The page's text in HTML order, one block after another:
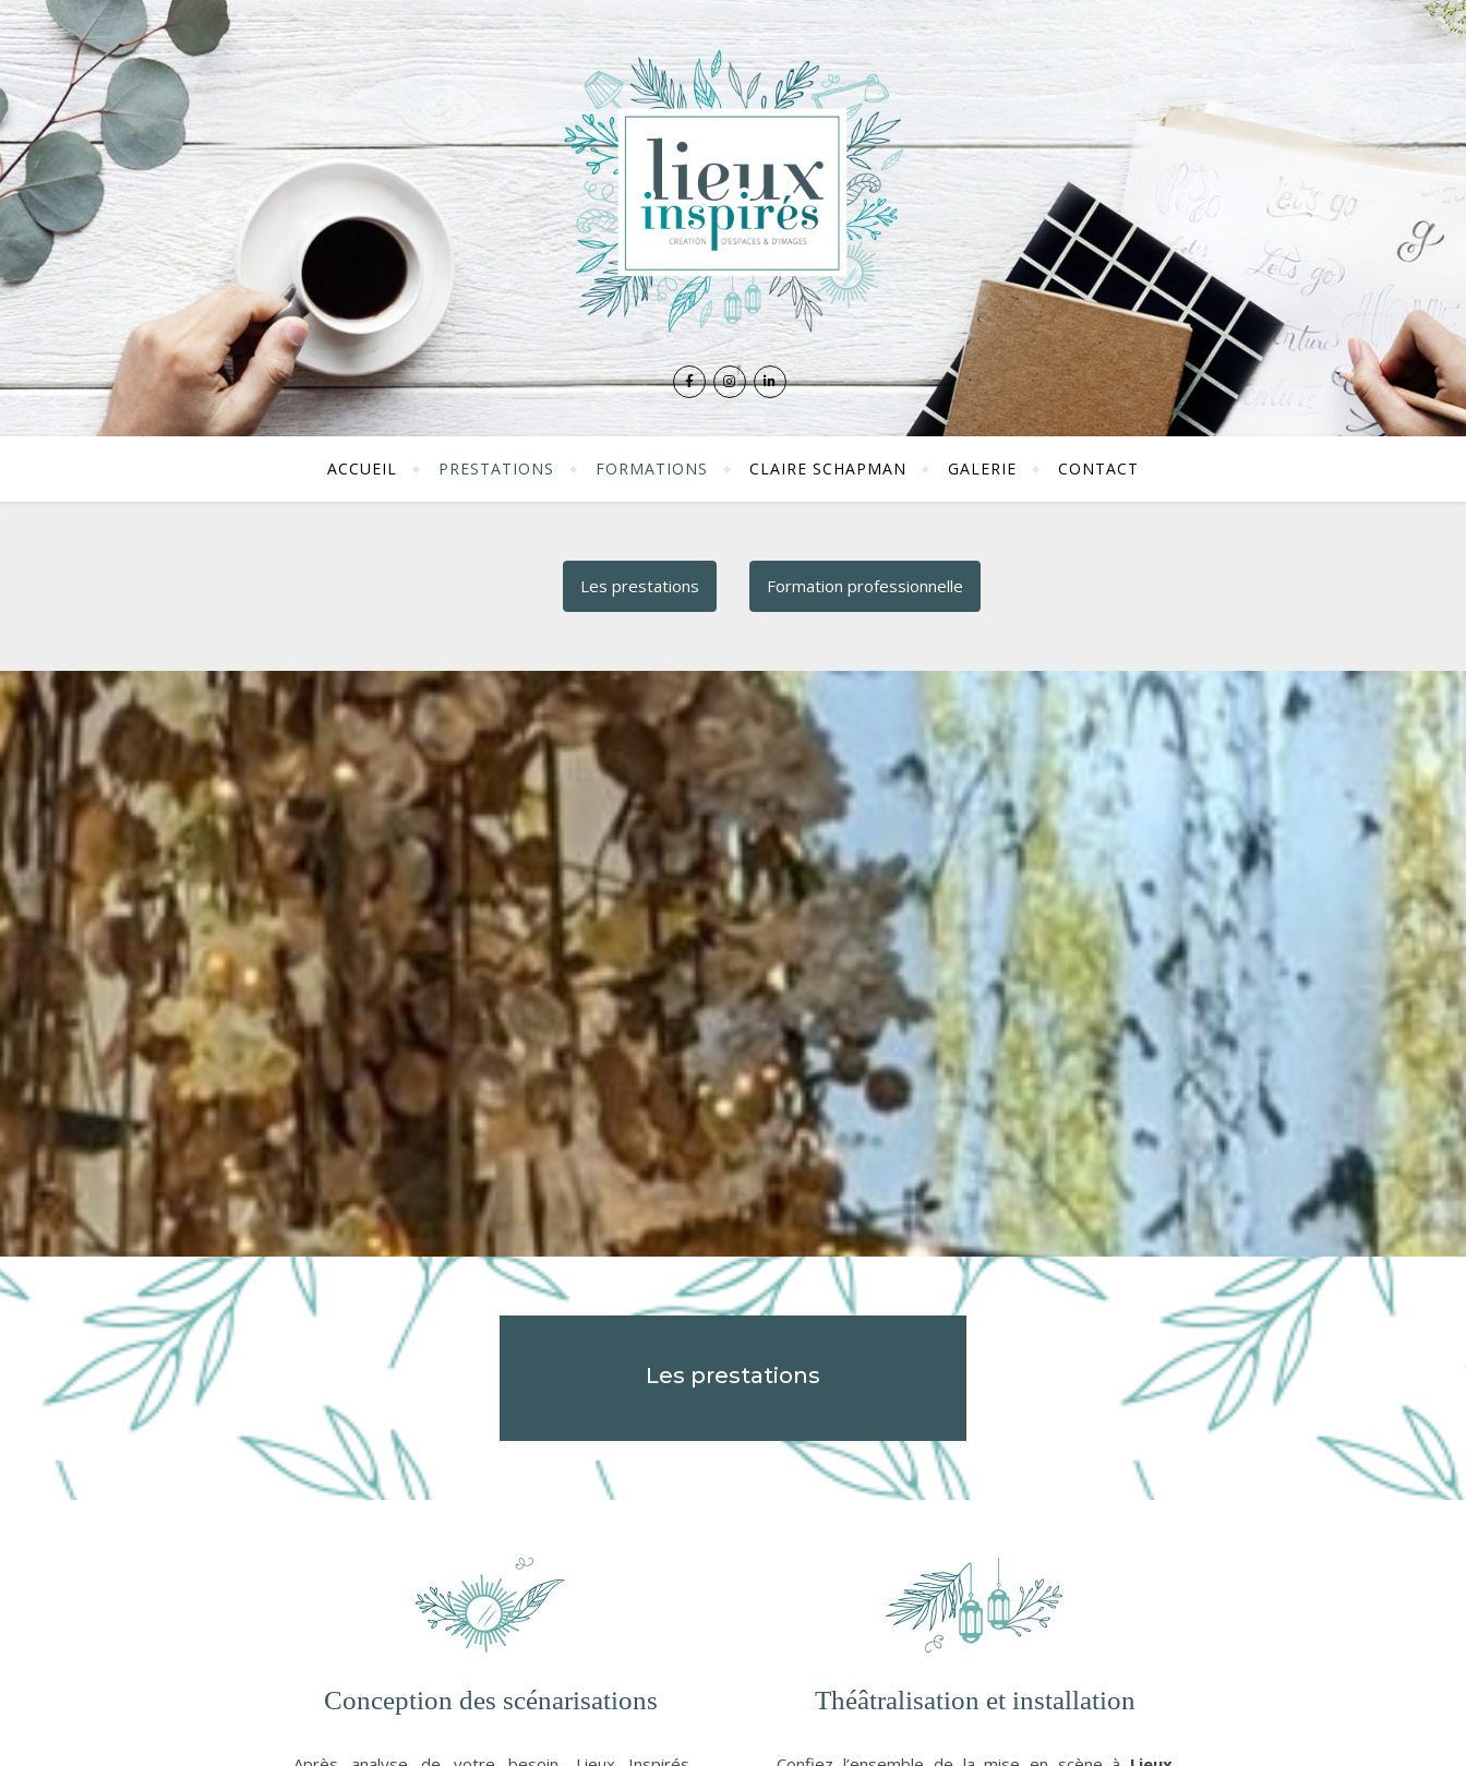
ACCUEIL PRESTATIONS FORMATIONS CLAIRE SCHAPMAN GALERIE CONTACT
Les prestations Formation professionnelle
Les prestations
Conception des scénarisations Théâtralisation et installation